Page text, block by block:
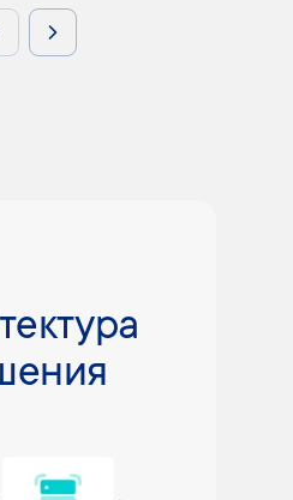
slide
Next slide